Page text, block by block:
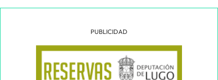
PUBLICIDAD